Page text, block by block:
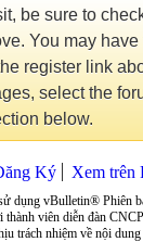
be sure to
You may have
register link
select the
below.
Ký Xem trên
dụng vBulletin® Phiên
thành viên diễn đàn
trách nhiệm về nội dung